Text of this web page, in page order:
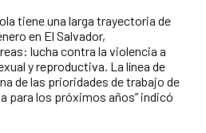
tiene una larga trayectoria de
en El Salvador,
lucha contra la violencia a
y reproductiva. La línea de
de las prioridades de trabajo de
para los próximos años” indicó